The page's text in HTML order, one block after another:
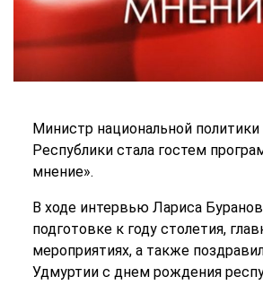
Министр национальной
Республики стала гостем
мнение».
В ходе интервью Лариса
подготовке к году столетия,
мероприятиях, а также
Удмуртии с днем рождения